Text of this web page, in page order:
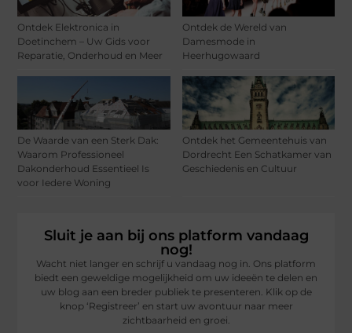
Ontdek Elektronica in
Doetinchem – Uw Gids voor
Reparatie, Onderhoud en Meer
Ontdek de Wereld van
Damesmode in
Heerhugowaard
De Waarde van een Sterk Dak:
Waarom Professioneel
Dakonderhoud Essentieel Is
voor Iedere Woning
Ontdek het Gemeentehuis van
Dordrecht Een Schatkamer van
Geschiedenis en Cultuur
Sluit je aan bij ons platform vandaag
nog!
Wacht niet langer en schrijf u vandaag nog in. Ons platform
biedt een geweldige mogelijkheid om uw ideeën te delen en
uw blog aan een breder publiek te presenteren. Klik op de
knop ‘Registreer’ en start uw avontuur naar meer
zichtbaarheid en groei.